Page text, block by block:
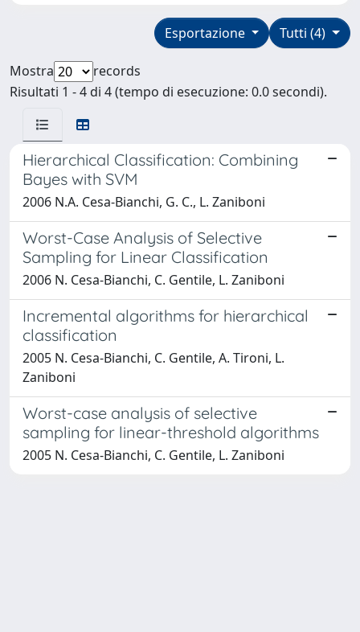
Tutti (4)
Esportazione
Mostra
records
Risultati 1 - 4 di 4 (tempo di esecuzione: 0.0 secondi).
Hierarchical Classification: Combining
Bayes with SVM
2006 N.A. Cesa-Bianchi, G. C., L. Zaniboni
Worst-Case Analysis of Selective
Sampling for Linear Classification
2006 N. Cesa-Bianchi, C. Gentile, L. Zaniboni
Incremental algorithms for hierarchical
classification
2005 N. Cesa-Bianchi, C. Gentile, A. Tironi, L.
Zaniboni
Worst-case analysis of selective
sampling for linear-threshold algorithms
2005 N. Cesa-Bianchi, C. Gentile, L. Zaniboni